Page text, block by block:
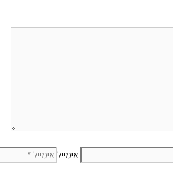
אימייל